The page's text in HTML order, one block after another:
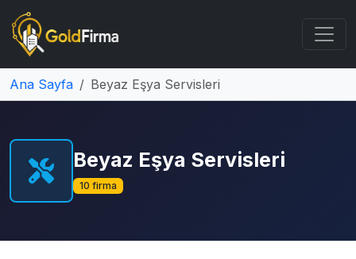
Ana Sayfa Beyaz Eşya Servisleri
Beyaz Eşya Servisleri
10 firma